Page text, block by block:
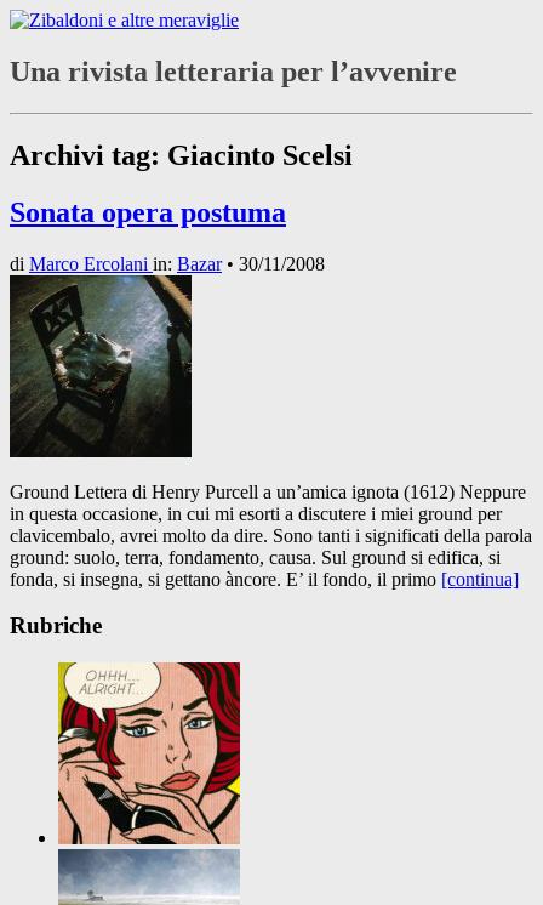
Una rivista letteraria per l’avvenire
Archivi tag: Giacinto Scelsi
Sonata opera postuma
di Marco Ercolani in: Bazar• 30/11/2008
Ground Lettera di Henry Purcell a un’amica ignota (1612) Neppure
in questa occasione, in cui mi esorti a discutere i miei ground per
clavicembalo, avrei molto da dire. Sono tanti i significati della parola
ground: suolo, terra, fondamento, causa. Sul ground si edifica, si
fonda, si insegna, si gettano àncore. E’ il fondo, il primo [continua]
Rubriche